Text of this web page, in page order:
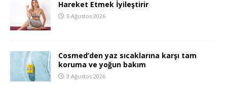
Hareket Etmek İyileştirir
3 Ağustos 2026
Cosmed’den yaz sıcaklarına karşı tam
koruma ve yoğun bakım
3 Ağustos 2026